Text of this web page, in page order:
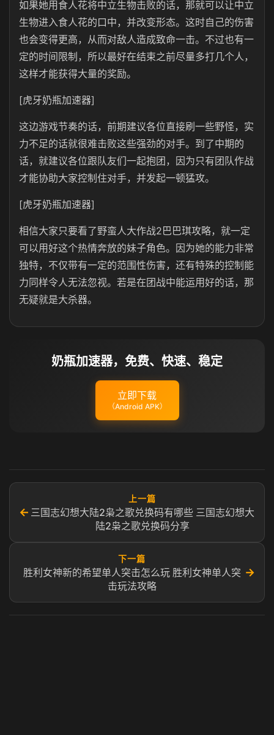
如果她用食人花将中立生物击败的话，那就可以让中立
生物进入食人花的口中，并改变形态。这时自己的伤害
也会变得更高，从而对敌人造成致命一击。不过也有一
定的时间限制，所以最好在结束之前尽量多打几个人，
这样才能获得大量的奖励。
[虎牙奶瓶加速器]
这边游戏节奏的话，前期建议各位直接刷一些野怪，实
力不足的话就很难击败这些强劲的对手。到了中期的
话，就建议各位跟队友们一起抱团，因为只有团队作战
才能协助大家控制住对手，并发起一顿猛攻。
[虎牙奶瓶加速器]
相信大家只要看了野蛮人大作战2巴巴琪攻略，就一定
可以用好这个热情奔放的妹子角色。因为她的能力非常
独特，不仅带有一定的范围性伤害，还有特殊的控制能
力同样令人无法忽视。若是在团战中能运用好的话，那
无疑就是大杀器。
奶瓶加速器，免费、快速、稳定
立即下载
（Android APK）
←
上一篇
三国志幻想大陆2枭之歌兑换码有哪些 三国志幻想大
陆2枭之歌兑换码分享
下一篇
胜利女神新的希望单人突击怎么玩 胜利女神单人突
击玩法攻略
→